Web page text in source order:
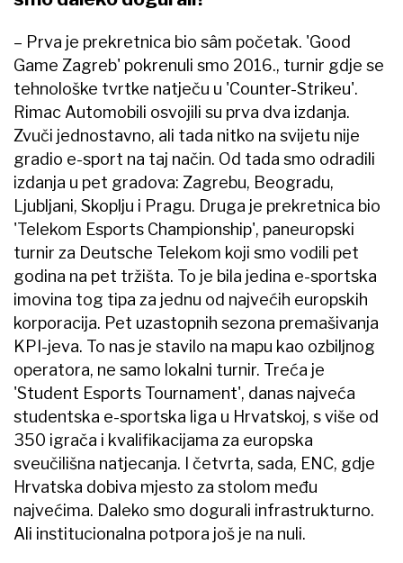
– Prva je prekretnica bio sâm početak. 'Good
Game Zagreb' pokrenuli smo 2016., turnir gdje se
tehnološke tvrtke natječu u 'Counter-Strikeu'.
Rimac Automobili osvojili su prva dva izdanja.
Zvuči jednostavno, ali tada nitko na svijetu nije
gradio e-sport na taj način. Od tada smo odradili
izdanja u pet gradova: Zagrebu, Beogradu,
Ljubljani, Skoplju i Pragu. Druga je prekretnica bio
'Telekom Esports Championship', paneuropski
turnir za Deutsche Telekom koji smo vodili pet
godina na pet tržišta. To je bila jedina e-sportska
imovina tog tipa za jednu od najvećih europskih
korporacija. Pet uzastopnih sezona premašivanja
KPI-jeva. To nas je stavilo na mapu kao ozbiljnog
operatora, ne samo lokalni turnir. Treća je
'Student Esports Tournament', danas najveća
studentska e-sportska liga u Hrvatskoj, s više od
350 igrača i kvalifikacijama za europska
sveučilišna natjecanja. I četvrta, sada, ENC, gdje
Hrvatska dobiva mjesto za stolom među
najvećima. Daleko smo dogurali infrastrukturno.
Ali institucionalna potpora još je na nuli.